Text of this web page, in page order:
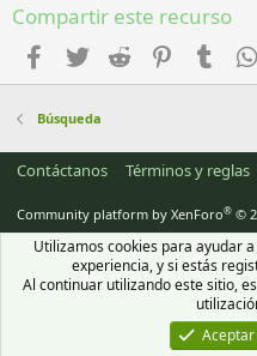
Compartir este recurso
Facebook
Twitter Reddit Pinterest
Búsqueda
Contáctanos Términos y reglas
Community platform by XenForo® ©
Utilizamos cookies para ayudar
experiencia, y si estás
Al continuar utilizando este sitio,
Aceptar